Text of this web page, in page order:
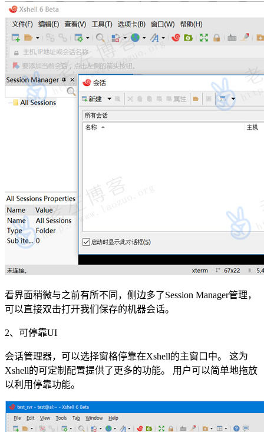
看界面稍微与之前有所不同，侧边多了Session Manager管理，
可以直接双击打开我们保存的机器会话。
2、可停靠UI
会话管理器，可以选择窗格停靠在Xshell的主窗口中。 这为
Xshell的可定制配置提供了更多的功能。 用户可以简单地拖放
以利用停靠功能。